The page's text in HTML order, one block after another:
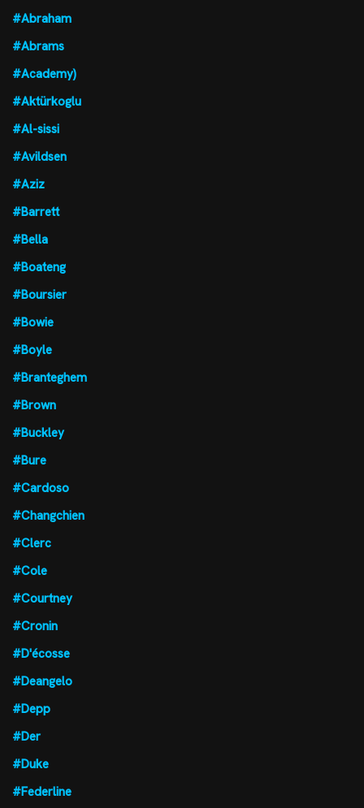
#Abraham
#Abrams
#Academy)
#Aktürkoglu
#Al-sissi
#Avildsen
#Aziz
#Barrett
#Bella
#Boateng
#Boursier
#Bowie
#Boyle
#Branteghem
#Brown
#Buckley
#Bure
#Cardoso
#Changchien
#Clerc
#Cole
#Courtney
#Cronin
#D'écosse
#Deangelo
#Depp
#Der
#Duke
#Federline